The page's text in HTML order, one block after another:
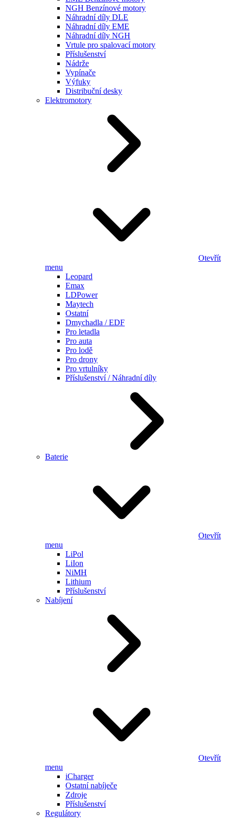
NGH Benzínové motory
Náhradní díly DLE
Náhradní díly EME
Náhradní díly NGH
Vrtule pro spalovací motory
Příslušenství
Nádrže
Vypínače
Výfuky
Distribuční desky
Elektromotory
Otevřít
menu
Leopard
Emax
LDPower
Maytech
Ostatní
Dmychadla / EDF
Pro letadla
Pro auta
Pro lodě
Pro drony
Pro vrtulníky
Příslušenství / Náhradní díly
Baterie
Otevřít
menu
LiPol
LiIon
NiMH
Lithium
Příslušenství
Nabíjení
Otevřít
menu
iCharger
Ostatní nabíječe
Zdroje
Příslušenství
Regulátory